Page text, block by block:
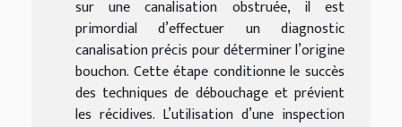
sur une canalisation obstruée, il est
primordial d’effectuer un diagnostic
canalisation précis pour déterminer l’origine
bouchon. Cette étape conditionne le succès
des techniques de débouchage et prévient
les récidives. L’utilisation d’une inspection